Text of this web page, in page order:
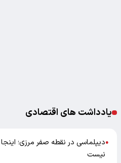
یادداشت های اقتصادی
●دیپلماسی در نقطه صفر مرزی؛
نیست